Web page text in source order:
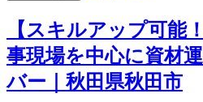
【スキルアップ可能
事現場を中心に資材
バー｜秋田県秋田市